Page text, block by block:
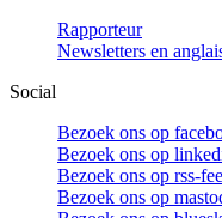
Rapporteur
Newsletters en
Social
Bezoek ons op
Bezoek ons op
Bezoek ons op rss-
Bezoek ons op